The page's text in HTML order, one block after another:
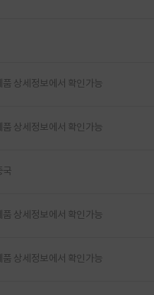
품 상세정보에서 확인가능
품 상세정보에서 확인가능
국
품 상세정보에서 확인가능
품 상세정보에서 확인가능